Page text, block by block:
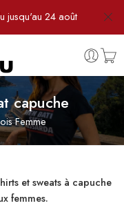
jusqu'au 24 août
capuche
Femme
et sweats à capuche
femmes.